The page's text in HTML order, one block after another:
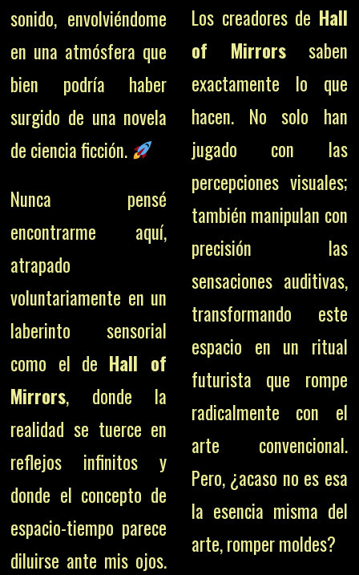
sonido, envolviéndome
en una atmósfera que
bien podría haber
surgido de una novela
de ciencia ficción.
Nunca pensé
encontrarme aquí,
atrapado
voluntariamente en un
laberinto sensorial
como el de Hall of
Mirrors, donde la
realidad se tuerce en
reflejos infinitos y
donde el concepto de
espacio-tiempo parece
diluirse ante mis ojos.
Los creadores de Hall
of Mirrorssaben
exactamente lo que
hacen. No solo han
jugado con las
percepciones visuales;
también manipulan con
precisión las
sensaciones auditivas,
transformando este
espacio en un ritual
futurista que rompe
radicalmente con el
arte convencional.
Pero, ¿acaso no es esa
la esencia misma del
arte, romper moldes?